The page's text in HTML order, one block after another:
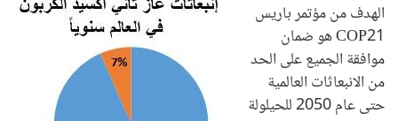
الهدف من مؤتمر باريس
COP21هو ضمان
موافقة الجميع على الحد
من الانبعاثات العالمية
حتى عام 2050 للحيلولة